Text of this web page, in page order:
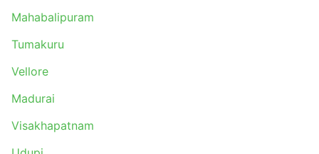
Mahabalipuram
Tumakuru
Vellore
Madurai
Visakhapatnam